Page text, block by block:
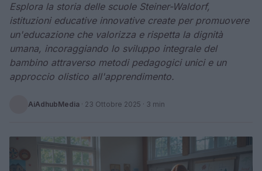
Esplora la storia delle scuole Steiner-Waldorf,
istituzioni educative innovative create per promuovere
un'educazione che valorizza e rispetta la dignità
umana, incoraggiando lo sviluppo integrale del
bambino attraverso metodi pedagogici unici e un
approccio olistico all'apprendimento.
AiAdhubMedia · 23 Ottobre 2025 · 3 min